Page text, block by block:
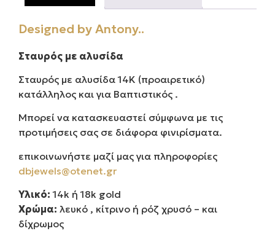
Designed by Antony..
Σταυρός με αλυσίδα
Σταυρός με αλυσίδα 14Κ (προαιρετικό)
κατάλληλος και για Βαπτιστικός .
Μπορεί να κατασκευαστεί σύμφωνα με τις
προτιμήσεις σας σε διάφορα φινιρίσματα.
επικοινωνήστε μαζί μας για πληροφορίες
dbjewels@otenet.gr
Υλικό:14k ή 18k gold
Χρώμα: λευκό , κίτρινο ή ρόζ χρυσό – και
δίχρωμος